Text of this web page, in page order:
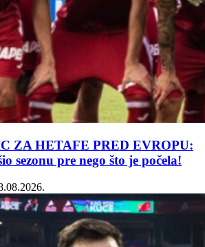
ZA HETAFE PRED EVROPU:
sezonu pre nego što je počela!